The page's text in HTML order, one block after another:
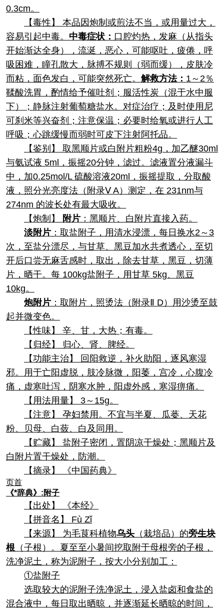
0.3cm。
【毒性】 本品因炮制或煎法不当，或用量过大，
容易引起中毒。 中毒症状： 口腔灼热，发麻（从指头
开始渐达全身），流涎，恶心，可能呕吐，疲倦，呼
吸困难，瞳孔散大，脉搏不规则（弱而缓），皮肤冷
而粘，面色发白，可能突然死亡。 解救方法： 1～2％
鞣酸洗胃，酌情给予催吐剂；服活性炭（混于水中服
下）；静脉注射葡萄糖盐水。对症治疗；及时使用尼
可刹米等兴奋剂；注意保温；必要时给氧或进行人工
呼吸；心跳缓慢而弱时可皮下注射阿托品。
【鉴别】 取黑顺片或白附片粗粉4g，加乙醚30ml
与氨试液 5ml，振摇20分钟，滤过。滤液置分液漏斗
中，加0.25mol/L 硫酸溶液20ml，振摇提取，分取酸
液，照分光亮度法（附录Ⅴ A）测定，在 231nm与
274nm 的波长处有最大吸收。
【炮制】
附片 ：黑顺片、白附片直接入药。
淡附片 ：取盐附子，用清水浸漂，每日换水2～3
次，至盐分漂尽，与甘草、黑豆加水共煮透心，至切
开后口尝无麻舌感时，取出，除去甘草，黑豆，切薄
片，晒干。每 100kg盐附子，用甘草 5kg、黑豆
10kg。
炮附片 ：取附片，照烫法（附录Ⅱ D）用沙烫至鼓
起并微变色。
【性味】 辛、甘，大热；有毒。
【归经】 归心、肾、脾经。
【功能主治】 回阳救逆，补火助阳，逐风寒湿
邪。用于亡阳虚脱，肢冷脉微，阳萎，宫冷，心腹冷
痛，虚寒吐泻，阴寒水肿，阳虚外感，寒湿痹痛。
【用法用量】 3～15g。
【注意】 孕妇禁用。不宜与半夏、瓜蒌、天花
粉、贝母、白蔹、白及同用。
【贮藏】 盐附子密闭，置阴凉干燥处；黑顺片及
白附片置干燥处，防潮。
【摘录】 《中国药典》
页首
《*辞典》:附子
【出处】 《本经》
【拼音名】 Fù Zǐ
【来源】 为毛茛科植物乌头 （栽培品）的旁生块
根 （子根）。夏至至小暑间挖取附于母根旁的子根，
洗净泥土，称为泥附子，按大小分别加工：
①盐附子
选取较大的泥附子洗净泥土，浸入盐卤和食盐的
混合液中，每日取出晒晾，并逐渐延长晒晾的时间，